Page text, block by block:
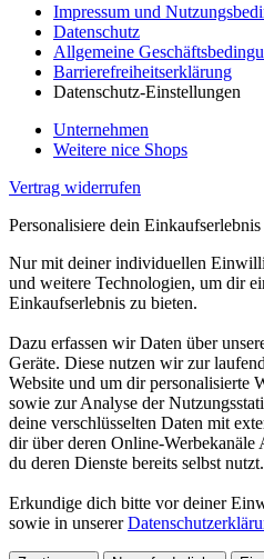
Impressum und
Datenschutz
Allgemeine
Barrierefreiheitserklärung
Datenschutz-Einstellungen
Unternehmen
Weitere nice Shops
Vertrag widerrufen
Personalisiere dein Einkaufserlebnis
Nur mit deiner individuellen
und weitere Technologien, um dir
Einkaufserlebnis zu bieten.
Dazu erfassen wir Daten über
Geräte. Diese nutzen wir zur
Website und um dir personalisierte
sowie zur Analyse der
deine verschlüsselten Daten mit
dir über deren Online-Werbekanäle
du deren Dienste bereits selbst nutzt.
Erkundige dich bitte vor deiner
sowie in unserer